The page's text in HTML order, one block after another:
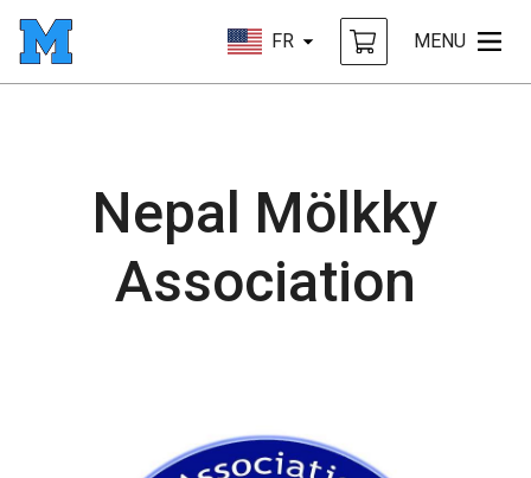
FR MENU
Nepal Mölkky
Association